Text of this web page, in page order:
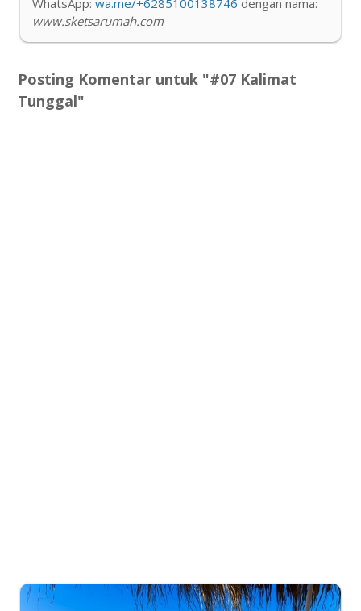
WhatsApp: wa.me/+6285100138746 dengan nama:
www.sketsarumah.com
Posting Komentar untuk "#07 Kalimat
Tunggal"